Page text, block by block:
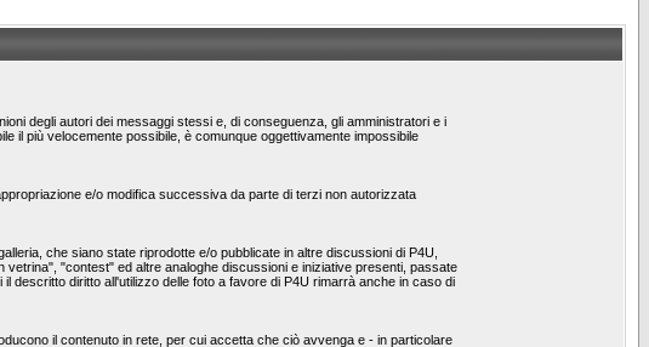
degli autori dei messaggi stessi e, di conseguenza, gli amministratori e i
il più velocemente possibile, è comunque oggettivamente impossibile
e/o modifica successiva da parte di terzi non autorizzata
che siano state riprodotte e/o pubblicate in altre discussioni di P4U,
"contest" ed altre analoghe discussioni e iniziative presenti, passate
descritto diritto all'utilizzo delle foto a favore di P4U rimarrà anche in caso di
il contenuto in rete, per cui accetta che ciò avvenga e - in particolare